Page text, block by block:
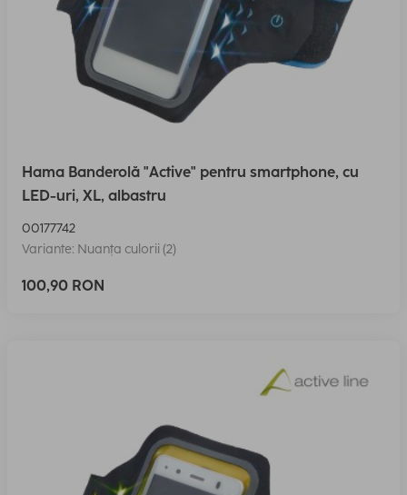
Hama Banderolă "Active" pentru smartphone, cu
LED-uri, XL, albastru
00177742
Variante: Nuanța culorii (2)
100,90 RON